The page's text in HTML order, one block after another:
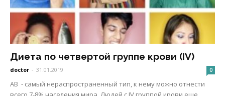
Диета по четвертой группе крови (IV)
doctor - 31.01.2019 0
АВ - самый нераспространенный тип, к нему можно отнести